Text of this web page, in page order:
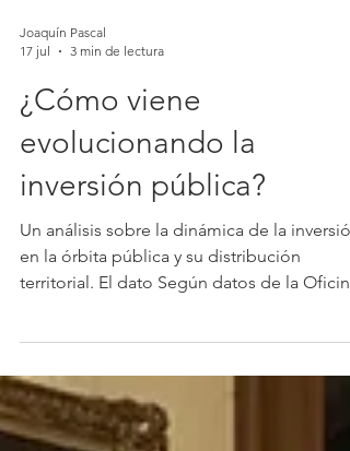
Joaquín Pascal
3 min de lectura
¿Cómo viene
evolucionando la
inversión pública?
de Planeamiento y Presupuesto (OPP), la
inversión pública en la órbita de los
organismos de la administración central